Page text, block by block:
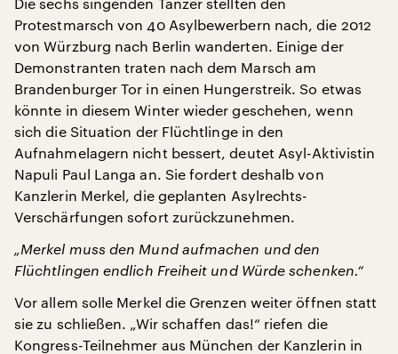
Protestmarsch von 40 Asylbewerbern nach, die 2012
von Würzburg nach Berlin wanderten. Einige der
Demonstranten traten nach dem Marsch am
Brandenburger Tor in einen Hungerstreik. So etwas
könnte in diesem Winter wieder geschehen, wenn
sich die Situation der Flüchtlinge in den
Aufnahmelagern nicht bessert, deutet Asyl-Aktivistin
Napuli Paul Langa an. Sie fordert deshalb von
Kanzlerin Merkel, die geplanten Asylrechts-
Verschärfungen sofort zurückzunehmen.
„Merkel muss den Mund aufmachen und den
Flüchtlingen endlich Freiheit und Würde schenken.“
Vor allem solle Merkel die Grenzen weiter öffnen statt
sie zu schließen. „Wir schaffen das!“ riefen die
Kongress-Teilnehmer aus München der Kanzlerin in